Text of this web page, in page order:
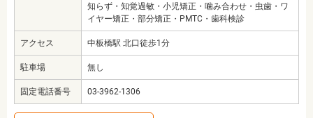
知らず・知覚過敏・小児矯正・噛み合わせ・虫歯・ワ
イヤー矯正・部分矯正・PMTC・歯科検診
アクセス 中板橋駅 北口徒歩1分
駐車場 無し
固定電話番号 03-3962-1306